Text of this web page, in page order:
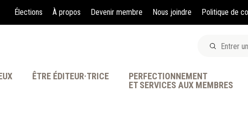
Élections À propos Devenir membre Nous joindre Politique de
ÊTRE ÉDITEUR·TRICE
PERFECTIONNEMENT
ET SERVICES AUX MEMBRES